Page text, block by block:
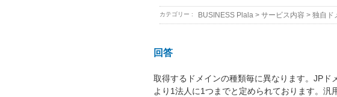
カテゴリー : BUSINESS Plala> サービス内容 > 独自ド
回答
取得するドメインの種類毎に異なります。JPド
より1法人に1つまでと定められております。汎